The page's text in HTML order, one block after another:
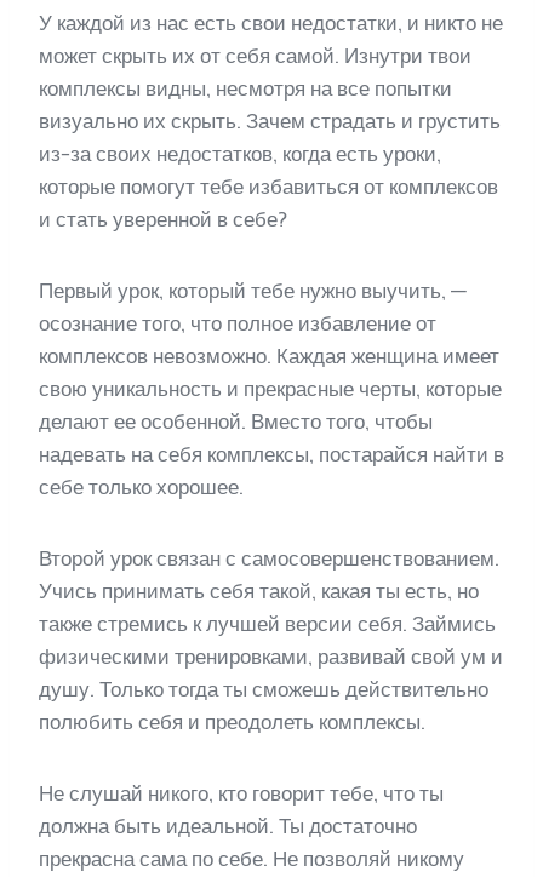
У каждой из нас есть свои недостатки, и никто не
может скрыть их от себя самой. Изнутри твои
комплексы видны, несмотря на все попытки
визуально их скрыть. Зачем страдать и грустить
из-за своих недостатков, когда есть уроки,
которые помогут тебе избавиться от комплексов
и стать уверенной в себе?
Первый урок, который тебе нужно выучить, —
осознание того, что полное избавление от
комплексов невозможно. Каждая женщина имеет
свою уникальность и прекрасные черты, которые
делают ее особенной. Вместо того, чтобы
надевать на себя комплексы, постарайся найти в
себе только хорошее.
Второй урок связан с самосовершенствованием.
Учись принимать себя такой, какая ты есть, но
также стремись к лучшей версии себя. Займись
физическими тренировками, развивай свой ум и
душу. Только тогда ты сможешь действительно
полюбить себя и преодолеть комплексы.
Не слушай никого, кто говорит тебе, что ты
должна быть идеальной. Ты достаточно
прекрасна сама по себе. Не позволяй никому